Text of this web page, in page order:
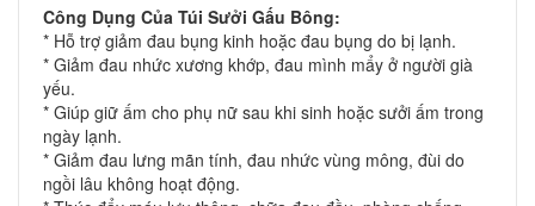
Công Dụng Của Túi Sưởi Gấu Bông:
* Hỗ trợ giảm đau bụng kinh hoặc đau bụng do bị lạnh.
* Giảm đau nhức xương khớp, đau mình mẩy ở người già
yếu.
* Giúp giữ ấm cho phụ nữ sau khi sinh hoặc sưởi ấm trong
ngày lạnh.
* Giảm đau lưng mãn tính, đau nhức vùng mông, đùi do
ngồi lâu không hoạt động.